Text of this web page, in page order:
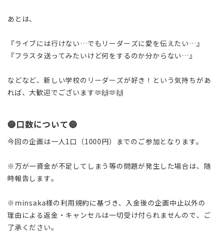
あとは、
『ライブには行けない…でもリーダーズに愛を伝えたい…』
『フラスタ送ってみたいけど何をするのか分からない…』
などなど、新しい学校のリーダーズが好き！という気持ちがあ
れば、大歓迎でございます🫶🙌🫶🙌
🔵口数について🔵
今回の企画は一人1口（1000円）までのご参加となります。
※万が一資金が不足してしまう等の問題が発生した場合は、随
時報告します。
※minsaka様の利用規約に基づき、入金後の企画中止以外の
理由による返金・キャンセルは一切受け付られませんので、ご
了承ください。